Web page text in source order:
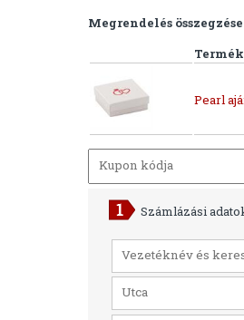
Megrendelés összegzése
Pearl
Számlázási